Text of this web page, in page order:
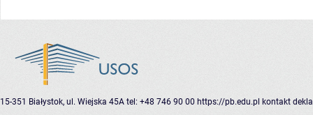
15-351 Białystok, ul. Wiejska 45A tel: +48 746 90 00 https://pb.edu.pl kontakt